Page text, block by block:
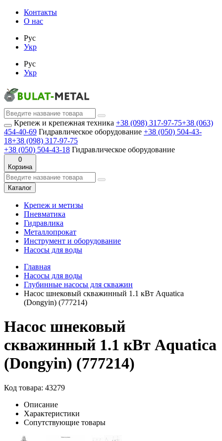
Контакты
О нас
Рус
Укр
Рус
Укр
Крепеж и крепежная техника +38 (098) 317-97-75+38 (063)
454-40-69 Гидравлическое оборудование +38 (050) 504-43-
18+38 (098) 317-97-75
+38 (050) 504-43-18 Гидравлическое оборудование
0
Корзина
Каталог
Крепеж и метизы
Пневматика
Гидравлика
Металлопрокат
Инструмент и оборудование
Насосы для воды
Главная
Насосы для воды
Глубинные насосы для скважин
Насос шнековый скважинный 1.1 кВт Aquatica
(Dongyin) (777214)
Насос шнековый
скважинный 1.1 кВт Aquatica
(Dongyin) (777214)
Код товара: 43279
Описание
Характеристики
Сопутствующие товары